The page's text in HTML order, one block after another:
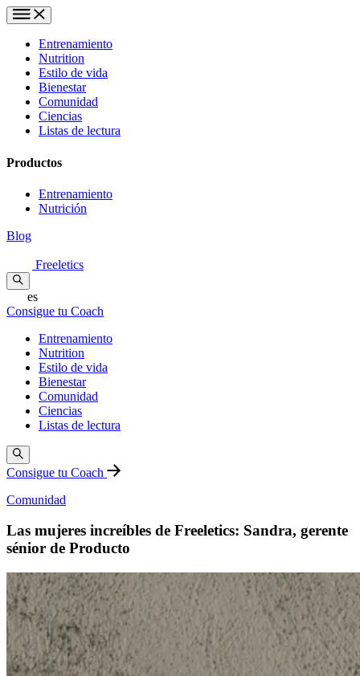
Entrenamiento
Nutrition
Estilo de vida
Bienestar
Comunidad
Ciencias
Listas de lectura
Productos
Entrenamiento
Nutrición
Blog
Freeletics
es
Consigue tu Coach
Entrenamiento
Nutrition
Estilo de vida
Bienestar
Comunidad
Ciencias
Listas de lectura
Consigue tu Coach
Comunidad
Las mujeres increíbles de Freeletics: Sandra, gerente
sénior de Producto